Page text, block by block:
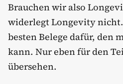
Brauchen wir also
widerlegt Longevity
besten Belege dafür, den
kann. Nur eben für den
übersehen.